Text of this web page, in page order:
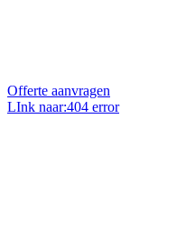
Offerte aanvragen
LInk naar:404 error